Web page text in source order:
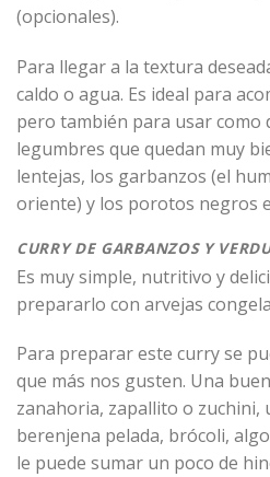
(opcionales).
Para llegar a la textura
caldo o agua. Es ideal para
pero también para usar como
legumbres que quedan muy
lentejas, los garbanzos (el
oriente) y los porotos negros
CURRY DE GARBANZOS Y
Es muy simple, nutritivo y
prepararlo con arvejas
Para preparar este curry se
que más nos gusten. Una
zanahoria, zapallito o zuchini,
berenjena pelada, brócoli,
le puede sumar un poco de